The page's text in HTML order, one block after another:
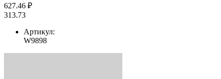
627.46 ₽
313.73
Артикул:
W9898